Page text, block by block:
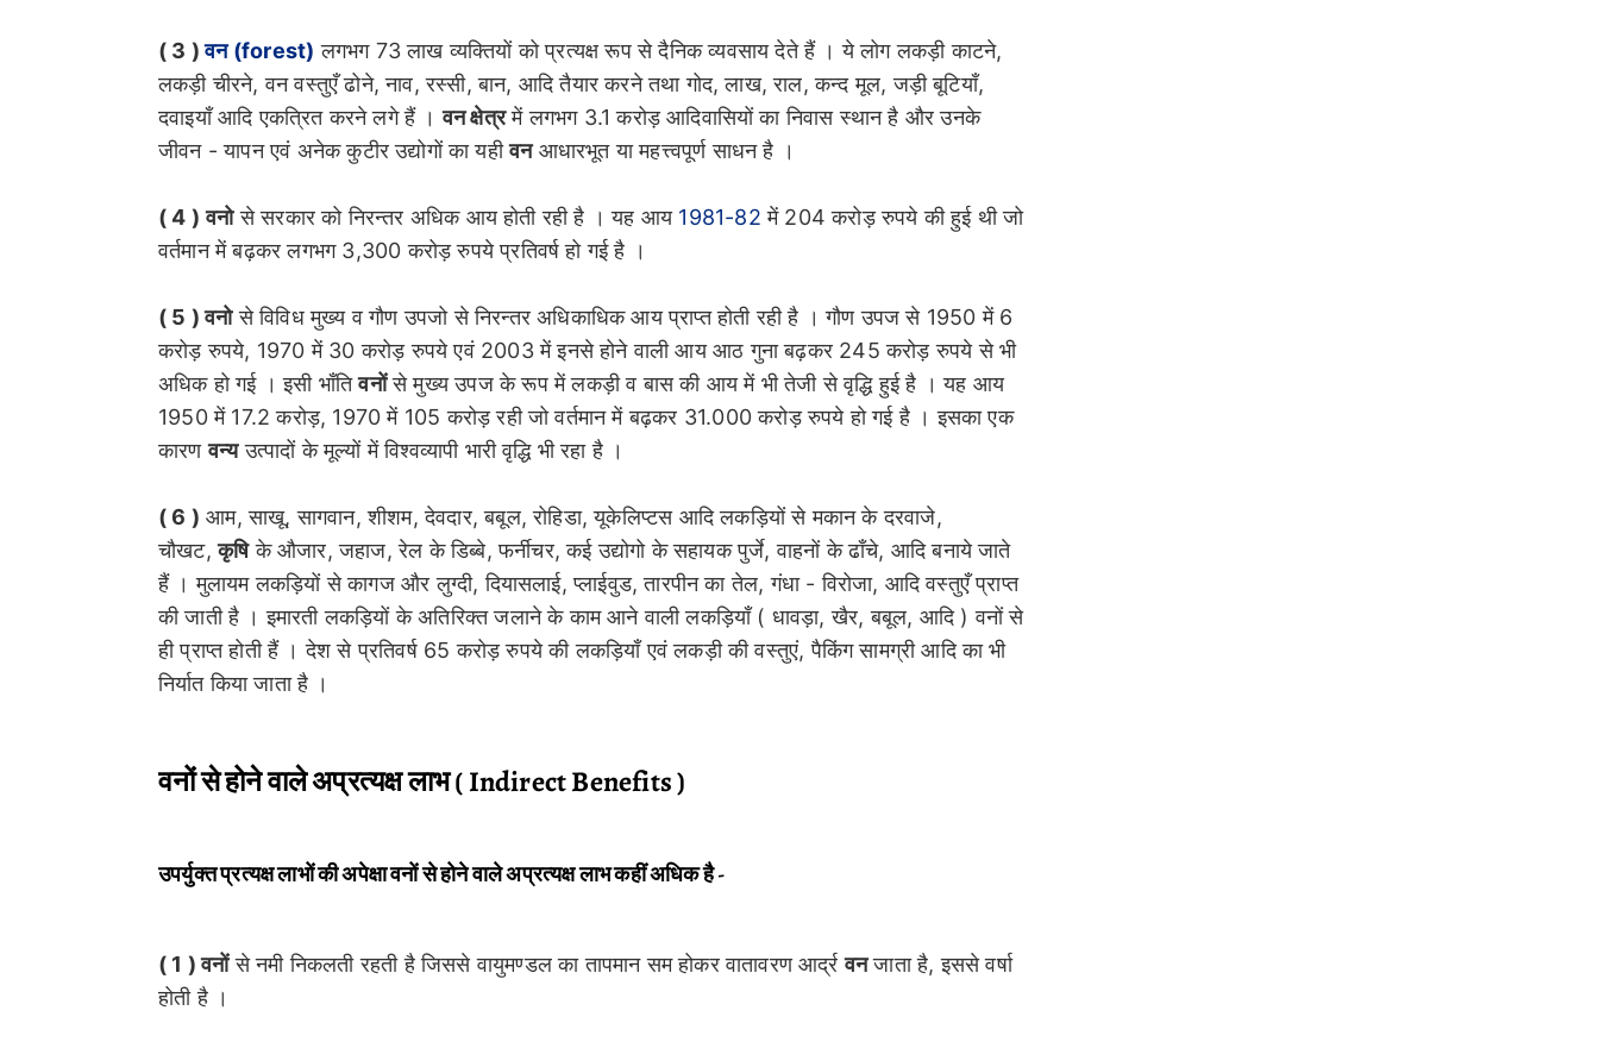
( 3 )वन (forest) लगभग 73 लाख व्यक्तियों को प्रत्यक्ष रूप से दैनिक व्यवसाय देते हैं । ये लोग लकड़ी काटने,
लकड़ी चीरने, वन वस्तुएँ ढोने, नाव, रस्सी, बान, आदि तैयार करने तथा गोद, लाख, राल, कन्द मूल, जड़ी बूटियाँ,
दवाइयाँ आदि एकत्रित करने लगे हैं ।वन क्षेत्रमें लगभग 3.1 करोड़ आदिवासियों का निवास स्थान है और उनके
जीवन - यापन एवं अनेक कुटीर उद्योगों का यहीवनआधारभूत या महत्त्वपूर्ण साधन है ।
( 4 ) वनोसे सरकार को निरन्तर अधिक आय होती रही है । यह आय 1981-82 में 204 करोड़ रुपये की हुई थी जो
वर्तमान में बढ़कर लगभग 3,300 करोड़ रुपये प्रतिवर्ष हो गई है ।
( 5 ) वनोसे विविध मुख्य व गौण उपजो से निरन्तर अधिकाधिक आय प्राप्त होती रही है । गौण उपज से 1950 में 6
करोड़ रुपये, 1970 में 30 करोड़ रुपये एवं 2003 में इनसे होने वाली आय आठ गुना बढ़कर 245 करोड़ रुपये से भी
अधिक हो गई । इसी भाँतिवनोंसे मुख्य उपज के रूप में लकड़ी व बास की आय में भी तेजी से वृद्धि हुई है । यह आय
1950 में 17.2 करोड़, 1970 में 105 करोड़ रही जो वर्तमान में बढ़कर 31.000 करोड़ रुपये हो गई है । इसका एक
कारणवन्यउत्पादों के मूल्यों में विश्वव्यापी भारी वृद्धि भी रहा है ।
( 6 ) आम, साखू, सागवान, शीशम, देवदार, बबूल, रोहिडा, यूकेलिप्टस आदि लकड़ियों से मकान के दरवाजे,
चौखट,कृषिके औजार, जहाज, रेल के डिब्बे, फर्नीचर, कई उद्योगो के सहायक पुर्जे, वाहनों के ढाँचे, आदि बनाये जाते
हैं । मुलायम लकड़ियों से कागज और लुग्दी, दियासलाई, प्लाईवुड, तारपीन का तेल, गंधा - विरोजा, आदि वस्तुएँ प्राप्त
की जाती है । इमारती लकड़ियों के अतिरिक्त जलाने के काम आने वाली लकड़ियाँ ( धावड़ा, खैर, बबूल, आदि ) वनों से
ही प्राप्त होती हैं । देश से प्रतिवर्ष 65 करोड़ रुपये की लकड़ियाँ एवं लकड़ी की वस्तुएं, पैकिंग सामग्री आदि का भी
निर्यात किया जाता है ।
वनों से होने वाले अप्रत्यक्ष लाभ ( Indirect Benefits )
उपर्युक्त प्रत्यक्ष लाभों की अपेक्षा वनों से होने वाले अप्रत्यक्ष लाभ कहीं अधिक है -
( 1 ) वनोंसे नमी निकलती रहती है जिससे वायुमण्डल का तापमान सम होकर वातावरण आर्द्रवनजाता है, इससे वर्षा
होती है ।